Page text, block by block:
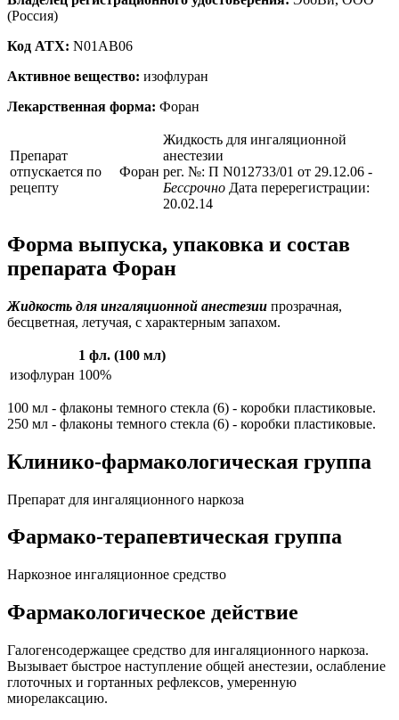
(Россия)
Код ATX: N01AB06
Активное вещество: изофлуран
Лекарственная форма: Форан
Препарат
отпускается по
рецепту
Форан
Жидкость для ингаляционной
анестезии
рег. №: П N012733/01 от 29.12.06 -
Бессрочно Дата перерегистрации:
20.02.14
Форма выпуска, упаковка и состав
препарата Форан
Жидкость для ингаляционной анестезии прозрачная,
бесцветная, летучая, с характерным запахом.
1 фл. (100 мл)
изофлуран 100%
100 мл - флаконы темного стекла (6) - коробки пластиковые.
250 мл - флаконы темного стекла (6) - коробки пластиковые.
Клинико-фармакологическая группа
Препарат для ингаляционного наркоза
Фармако-терапевтическая группа
Наркозное ингаляционное средство
Фармакологическое действие
Галогенсодержащее средство для ингаляционного наркоза.
Вызывает быстрое наступление общей анестезии, ослабление
глоточных и гортанных рефлексов, умеренную
миорелаксацию.